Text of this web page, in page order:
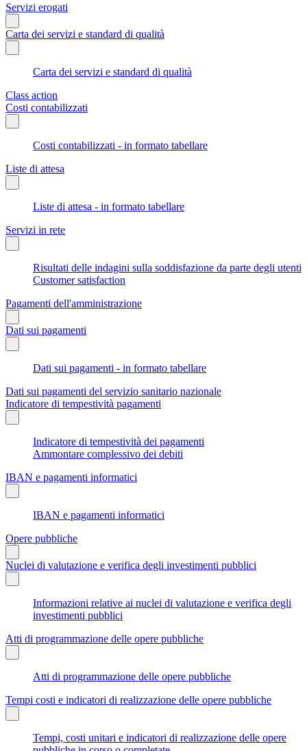
Servizi erogati
Carta dei servizi e standard di qualità
Carta dei servizi e standard di qualità
Class action
Costi contabilizzati
Costi contabilizzati - in formato tabellare
Liste di attesa
Liste di attesa - in formato tabellare
Servizi in rete
Risultati delle indagini sulla soddisfazione da parte degli utenti
Customer satisfaction
Pagamenti dell'amministrazione
Dati sui pagamenti
Dati sui pagamenti - in formato tabellare
Dati sui pagamenti del servizio sanitario nazionale
Indicatore di tempestività pagamenti
Indicatore di tempestività dei pagamenti
Ammontare complessivo dei debiti
IBAN e pagamenti informatici
IBAN e pagamenti informatici
Opere pubbliche
Nuclei di valutazione e verifica degli investimenti pubblici
Informazioni relative ai nuclei di valutazione e verifica degli
investimenti pubblici
Atti di programmazione delle opere pubbliche
Atti di programmazione delle opere pubbliche
Tempi costi e indicatori di realizzazione delle opere pubbliche
Tempi, costi unitari e indicatori di realizzazione delle opere